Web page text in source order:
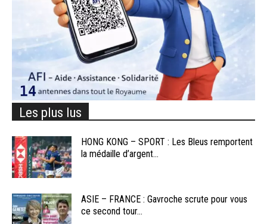
Les plus lus
HONG KONG – SPORT : Les Bleus remportent
la médaille d’argent...
ASIE – FRANCE : Gavroche scrute pour vous
ce second tour...